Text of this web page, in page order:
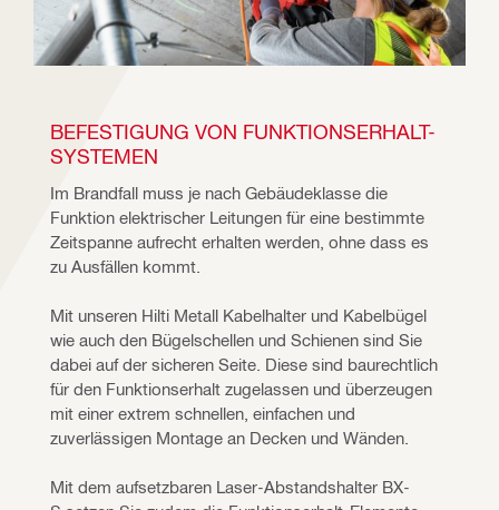
BEFESTIGUNG VON FUNKTIONSERHALT-
SYSTEMEN
Im Brandfall muss je nach Gebäudeklasse die
Funktion elektrischer Leitungen für eine bestimmte
Zeitspanne aufrecht erhalten werden, ohne dass es
zu Ausfällen kommt. ​
Mit unseren Hilti Metall Kabelhalter und Kabelbügel
wie auch den Bügelschellen und Schienen sind Sie
dabei auf der sicheren Seite. Diese sind baurechtlich
für den Funktionserhalt zugelassen und überzeugen
mit einer extrem schnellen, einfachen und
zuverlässigen Montage an Decken und Wänden. ​
Mit dem aufsetzbaren Laser-Abstandshalter BX-